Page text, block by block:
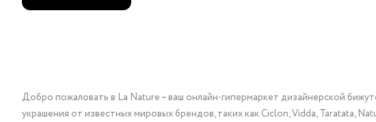
Добро пожаловать в La Nature – ваш онлайн-гипермаркет дизайнерской
украшения от известных мировых брендов, таких как Ciclon, Vidda, Taratata,